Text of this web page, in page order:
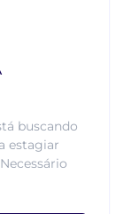
buscando
estagiar